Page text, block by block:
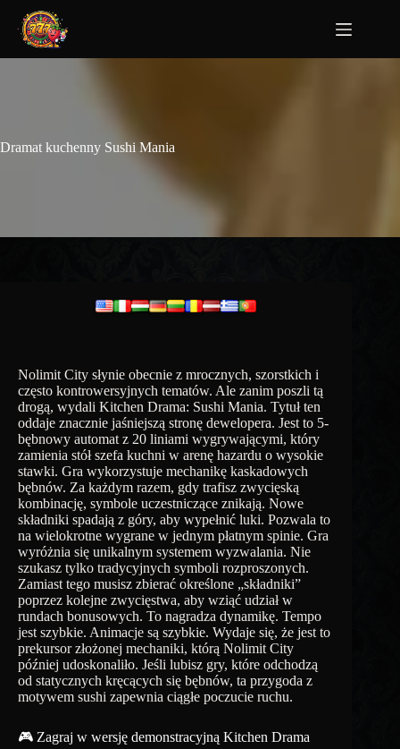
Dramat kuchenny Sushi Mania
Nolimit City słynie obecnie z mrocznych, szorstkich i
często kontrowersyjnych tematów. Ale zanim poszli tą
drogą, wydali Kitchen Drama: Sushi Mania. Tytuł ten
oddaje znacznie jaśniejszą stronę dewelopera. Jest to 5-
bębnowy automat z 20 liniami wygrywającymi, który
zamienia stół szefa kuchni w arenę hazardu o wysokie
stawki. Gra wykorzystuje mechanikę kaskadowych
bębnów. Za każdym razem, gdy trafisz zwycięską
kombinację, symbole uczestniczące znikają. Nowe
składniki spadają z góry, aby wypełnić luki. Pozwala to
na wielokrotne wygrane w jednym płatnym spinie. Gra
wyróżnia się unikalnym systemem wyzwalania. Nie
szukasz tylko tradycyjnych symboli rozproszonych.
Zamiast tego musisz zbierać określone „składniki”
poprzez kolejne zwycięstwa, aby wziąć udział w
rundach bonusowych. To nagradza dynamikę. Tempo
jest szybkie. Animacje są szybkie. Wydaje się, że jest to
prekursor złożonej mechaniki, którą Nolimit City
później udoskonaliło. Jeśli lubisz gry, które odchodzą
od statycznych kręcących się bębnów, ta przygoda z
motywem sushi zapewnia ciągłe poczucie ruchu.
🎮 Zagraj w wersję demonstracyjną Kitchen Drama